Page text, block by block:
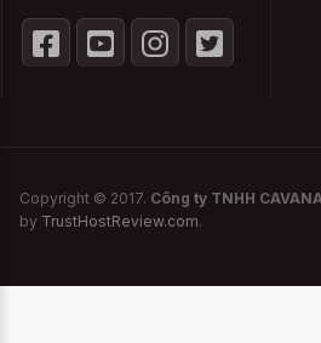
nhăn cũng như không bị
khi cọ sát với những trang
Để bảo quản sản phẩm
Copyright © 2017. Công ty TNHH
by TrustHostReview.com.